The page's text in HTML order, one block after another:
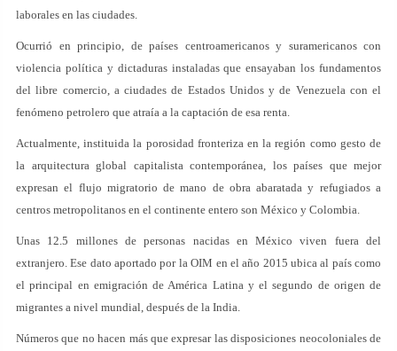
laborales en las ciudades.
Ocurrió en principio, de países centroamericanos y suramericanos con
violencia política y dictaduras instaladas que ensayaban los fundamentos
del libre comercio, a ciudades de Estados Unidos y de Venezuela con el
fenómeno petrolero que atraía a la captación de esa renta.
Actualmente, instituida la porosidad fronteriza en la región como gesto de
la arquitectura global capitalista contemporánea, los países que mejor
expresan el flujo migratorio de mano de obra abaratada y refugiados a
centros metropolitanos en el continente entero son México y Colombia.
Unas 12.5 millones de personas nacidas en México viven fuera del
extranjero. Ese dato aportado por la OIM en el año 2015 ubica al país como
el principal en emigración de América Latina y el segundo de origen de
migrantes a nivel mundial, después de la India.
Números que no hacen más que expresar las disposiciones neocoloniales de